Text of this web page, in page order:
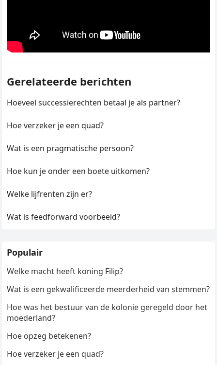
Gerelateerde berichten
Hoeveel successierechten betaal je als partner?
Hoe verzeker je een quad?
Wat is een pragmatische persoon?
Hoe kun je onder een boete uitkomen?
Welke lijfrenten zijn er?
Wat is feedforward voorbeeld?
Populair
Welke macht heeft koning Filip?
Wat is een gekwalificeerde meerderheid van stemmen?
Hoe was het bestuur van de kolonie geregeld door het
moederland?
Hoe opzeg betekenen?
Hoe verzeker je een quad?